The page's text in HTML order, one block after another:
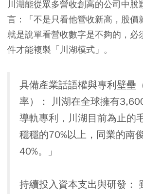
川湖能從眾多營收創高的公司中脫
言：「不是只看他營收新高，股價
就是說單看營收數字是不夠的，必
件才能複製「川湖模式」。
具備產業話語權與專利壁壘
率）：
川湖在全球擁有
導軌專利，川湖目前為止的
穩穩的70%以上，同業的南
40%。」
持續投入資本支出與研發：